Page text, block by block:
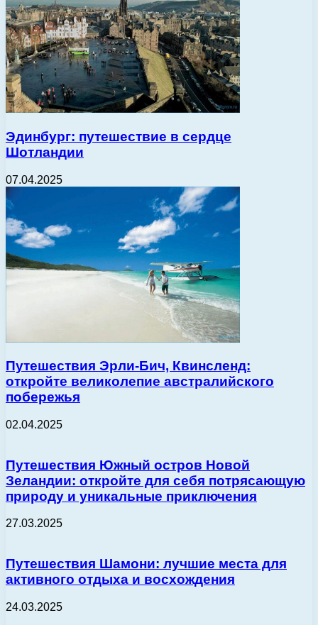
Эдинбург: путешествие в сердце
Шотландии
07.04.2025
Путешествия Эрли-Бич, Квинсленд:
откройте великолепие австралийского
побережья
02.04.2025
Путешествия Южный остров Новой
Зеландии: откройте для себя потрясающую
природу и уникальные приключения
27.03.2025
Путешествия Шамони: лучшие места для
активного отдыха и восхождения
24.03.2025